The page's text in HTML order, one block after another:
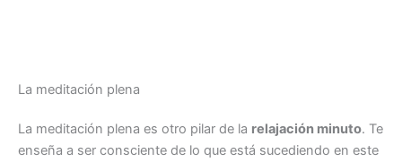
La meditación plena
La meditación plena es otro pilar de la relajación minuto. Te
enseña a ser consciente de lo que está sucediendo en este